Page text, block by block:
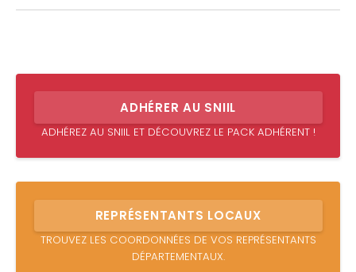
ADHÉRER AU SNIIL
ADHÉREZ AU SNIIL ET DÉCOUVREZ LE PACK ADHÉRENT !
REPRÉSENTANTS LOCAUX
TROUVEZ LES COORDONNÉES DE VOS REPRÉSENTANTS
DÉPARTEMENTAUX.